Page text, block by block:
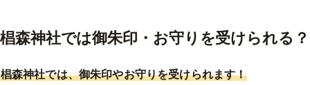
椙森神社では御朱印・お守りを受けられる？
椙森神社では、御朱印やお守りを受けられます！